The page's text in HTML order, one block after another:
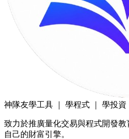
神隊友學工具 ｜ 學程式 ｜ 學投資
致力於推廣量化交易與程式開發
自己的財富引擎。